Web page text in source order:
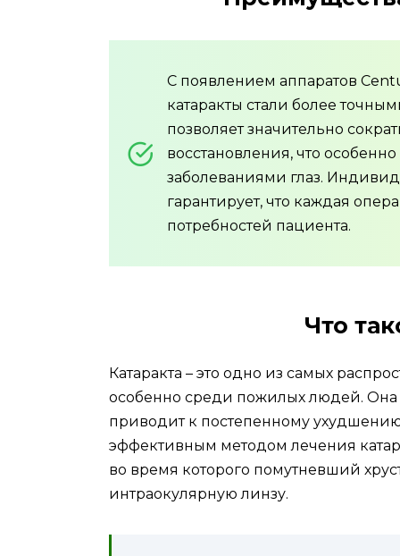
С появлением аппаратов
катаракты стали более
позволяет значительно
восстановления, что
заболеваниями глаз.
гарантирует, что каждая
потребностей пациента.
Что
Катаракта – это одно из самых
особенно среди пожилых людей. Она
приводит к постепенному
эффективным методом лечения
во время которого помутневший
интраокулярную линзу.